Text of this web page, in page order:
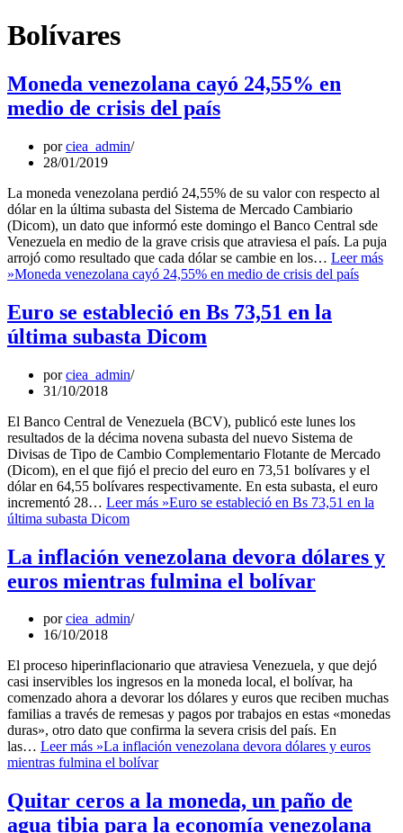
Bolívares
Moneda venezolana cayó 24,55% en
medio de crisis del país
porciea_admin
28/01/2019
La moneda venezolana perdió 24,55% de su valor con respecto al
dólar en la última subasta del Sistema de Mercado Cambiario
(Dicom), un dato que informó este domingo el Banco Central sde
Venezuela en medio de la grave crisis que atraviesa el país. La puja
arrojó como resultado que cada dólar se cambie en los… Leer más
»Moneda venezolana cayó 24,55% en medio de crisis del país
Euro se estableció en Bs 73,51 en la
última subasta Dicom
porciea_admin
31/10/2018
El Banco Central de Venezuela (BCV), publicó este lunes los
resultados de la décima novena subasta del nuevo Sistema de
Divisas de Tipo de Cambio Complementario Flotante de Mercado
(Dicom), en el que fijó el precio del euro en 73,51 bolívares y el
dólar en 64,55 bolívares respectivamente. En esta subasta, el euro
incrementó 28… Leer más »Euro se estableció en Bs 73,51 en la
última subasta Dicom
La inflación venezolana devora dólares y
euros mientras fulmina el bolívar
porciea_admin
16/10/2018
El proceso hiperinflacionario que atraviesa Venezuela, y que dejó
casi inservibles los ingresos en la moneda local, el bolívar, ha
comenzado ahora a devorar los dólares y euros que reciben muchas
familias a través de remesas y pagos por trabajos en estas «monedas
duras», otro dato que confirma la severa crisis del país. En
las… Leer más »La inflación venezolana devora dólares y euros
mientras fulmina el bolívar
Quitar ceros a la moneda, un paño de
agua tibia para la economía venezolana